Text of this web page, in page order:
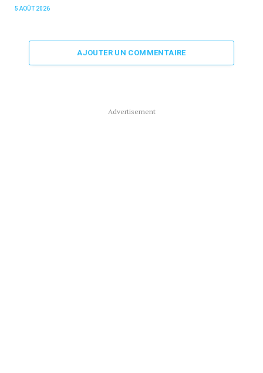
5 AOÛT 2026
AJOUTER UN COMMENTAIRE
Advertisement